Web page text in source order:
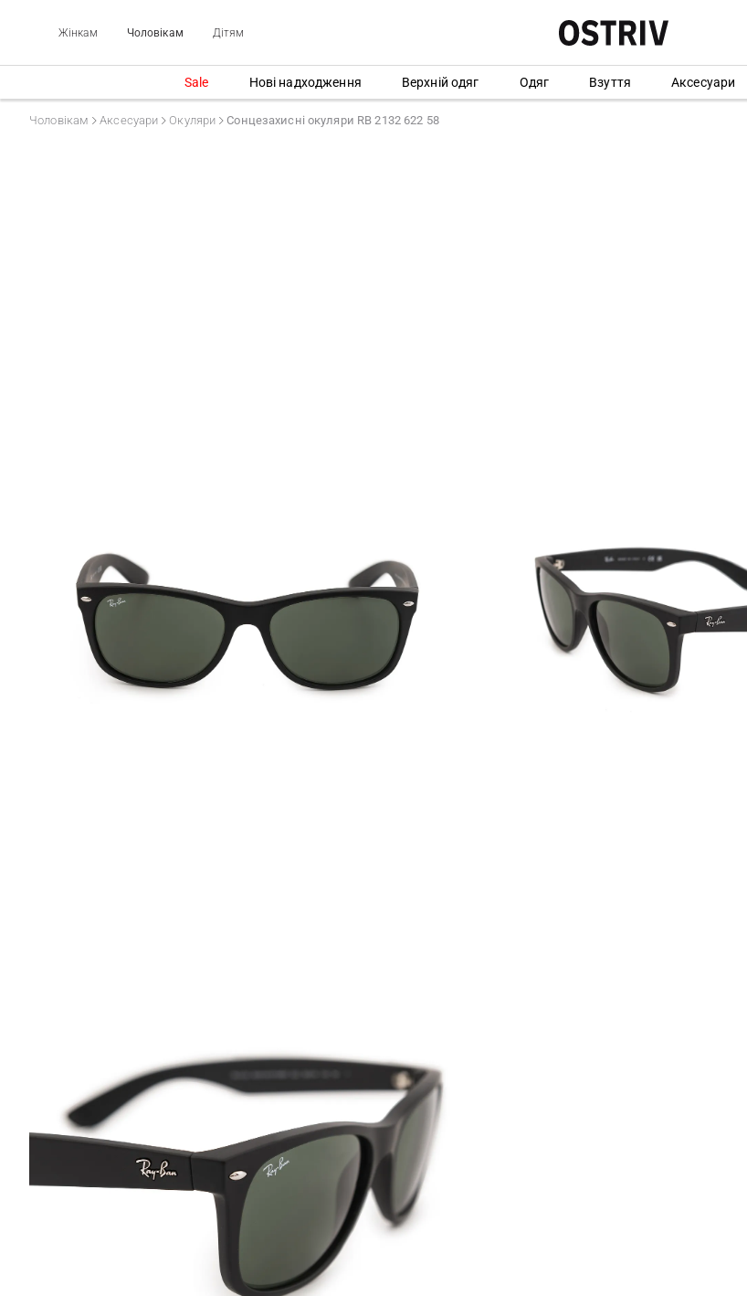
Жінкам Чоловікам Дітям
Sale Нові надходження Верхній одяг Одяг Взуття Аксесуари
Чоловікам Аксесуари Окуляри Сонцезахисні окуляри RB 2132 622 58